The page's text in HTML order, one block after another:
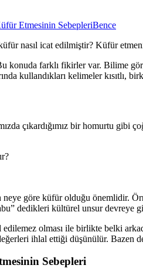
Etmesinin SebepleriBence
nasıl icat edilmiştir? Küfür
konuda farklı fikirler var. Bilime
kullandıkları kelimeler kısıtlı,
çıkardığımız bir homurtu
göre küfür olduğu önemlidir.
dedikleri kültürel unsur devreye
olması ile birlikte belki
ihlal ettiği düşünülür. Bazen
Sebepleri